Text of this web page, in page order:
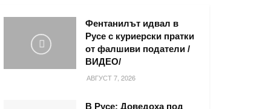
Фентанилът идвал в
Русе с куриерски пратки
от фалшиви податели /
ВИДЕО/
АВГУСТ 7, 2026
В Русе: Доведоха под